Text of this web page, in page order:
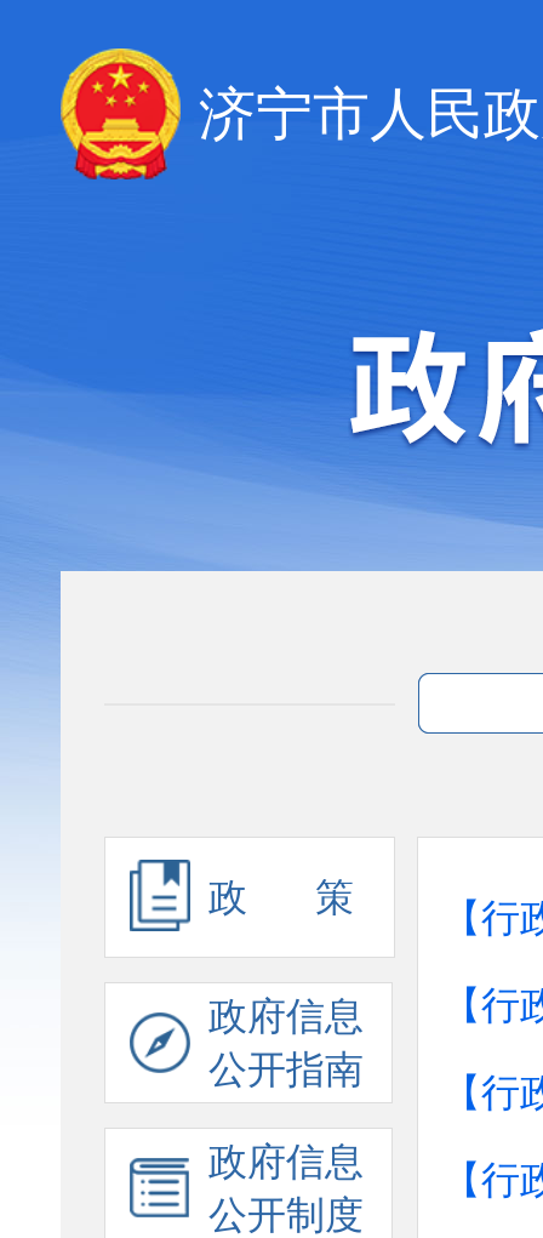
济宁市人民
政 策
政府信息
公开指南
政府信息
公开制度
【
【
【
【